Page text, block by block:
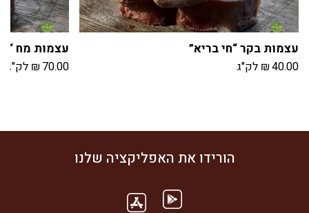
עצמות בקר “חי בריא”
₪40.00 לק"ג
עצמות מח
₪ 70.00 לק"ג
הורידו את האפליקציה שלנו